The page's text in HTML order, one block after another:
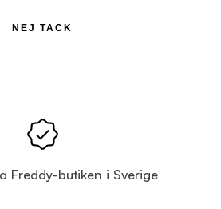
NEJ TACK
Freddy-butiken i Sverige